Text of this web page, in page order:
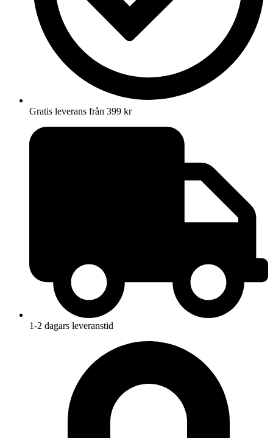
Gratis leverans från 399 kr
1-2 dagars leveranstid